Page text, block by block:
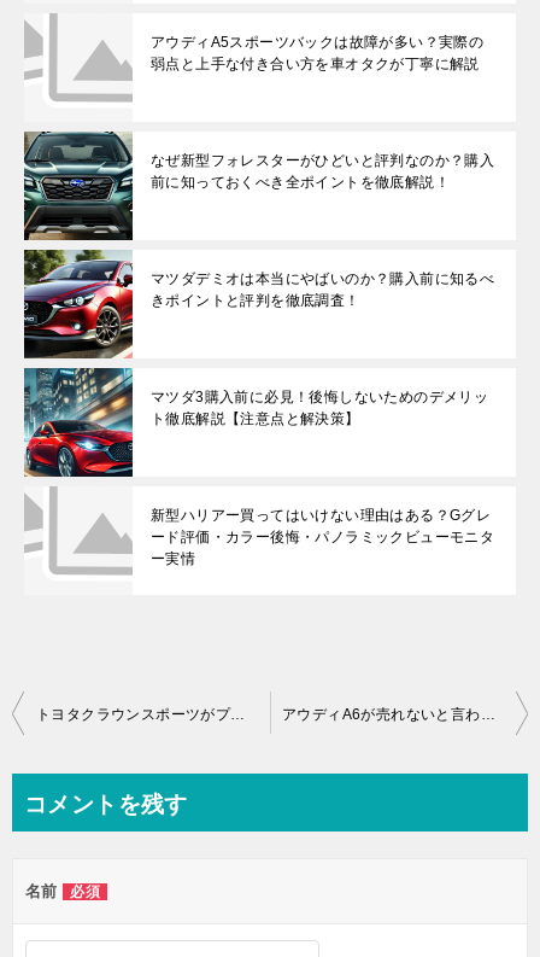
アウディA5スポーツバックは故障が多い？実際の
弱点と上手な付き合い方を車オタクが丁寧に解説
なぜ新型フォレスターがひどいと評判なのか？購入
前に知っておくべき全ポイントを徹底解説！
マツダデミオは本当にやばいのか？購入前に知るべ
きポイントと評判を徹底調査！
マツダ3購入前に必見！後悔しないためのデメリッ
ト徹底解説【注意点と解決策】
新型ハリアー買ってはいけない理由はある？Gグレ
ード評価・カラー後悔・パノラミックビューモニタ
ー実情
投
ビ
ー
シ
トヨタクラウンスポーツがプロサングエに似ている理由｜デザイン・性能を徹底比較 アウディA6が売れないと言われる理由と本当の価値
コメントを残す
名前 必須